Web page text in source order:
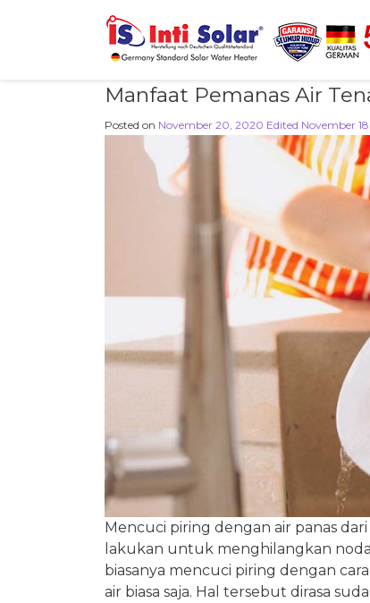
Manfaat Pemanas Air
Posted on November 20, 2020 Edited November
Mencuci piring dengan air panas
lakukan untuk menghilangkan
biasanya mencuci piring dengan
air biasa saja. Hal tersebut dirasa